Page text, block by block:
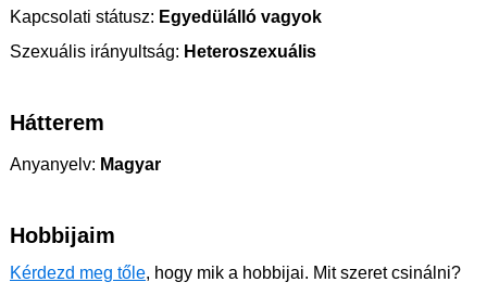
Kapcsolati státusz: Egyedülálló vagyok
Szexuális irányultság: Heteroszexuális
Hátterem
Anyanyelv: Magyar
Hobbijaim
Kérdezd meg tőle, hogy mik a hobbijai. Mit szeret csinálni?